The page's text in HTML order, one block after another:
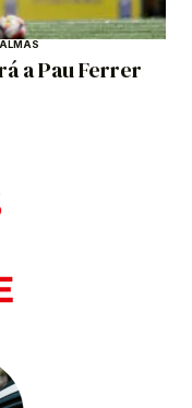
a Pau Ferrer